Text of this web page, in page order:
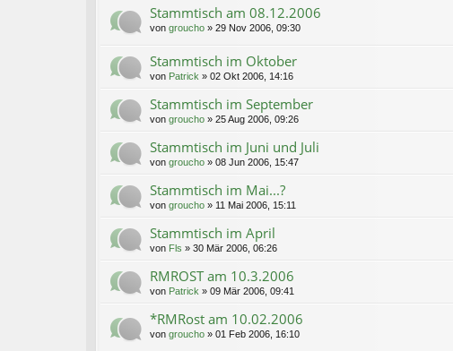
Stammtisch am 08.12.2006
von groucho » 29 Nov 2006, 09:30
Stammtisch im Oktober
von Patrick » 02 Okt 2006, 14:16
Stammtisch im September
von groucho » 25 Aug 2006, 09:26
Stammtisch im Juni und Juli
von groucho » 08 Jun 2006, 15:47
Stammtisch im Mai...?
von groucho » 11 Mai 2006, 15:11
Stammtisch im April
von Fls » 30 Mär 2006, 06:26
RMROST am 10.3.2006
von Patrick » 09 Mär 2006, 09:41
*RMRost am 10.02.2006
von groucho » 01 Feb 2006, 16:10